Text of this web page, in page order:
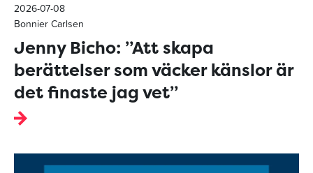
2026-07-08
Bonnier Carlsen
Jenny Bicho: ”Att skapa
berättelser som väcker känslor är
det finaste jag vet”